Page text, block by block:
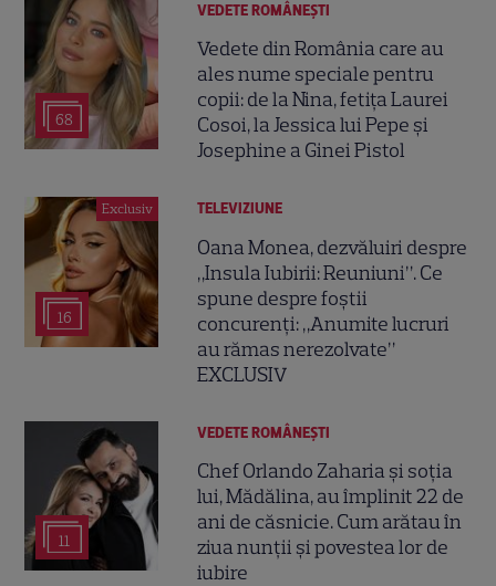
68
VEDETE ROMÂNEŞTI
Vedete din România care au
ales nume speciale pentru
copii: de la Nina, fetița Laurei
Cosoi, la Jessica lui Pepe și
Josephine a Ginei Pistol
Exclusiv
16
TELEVIZIUNE
Oana Monea, dezvăluiri despre
„Insula Iubirii: Reuniuni”. Ce
spune despre foștii
concurenți: „Anumite lucruri
au rămas nerezolvate”
EXCLUSIV
11
VEDETE ROMÂNEŞTI
Chef Orlando Zaharia și soția
lui, Mădălina, au împlinit 22 de
ani de căsnicie. Cum arătau în
ziua nunții și povestea lor de
iubire